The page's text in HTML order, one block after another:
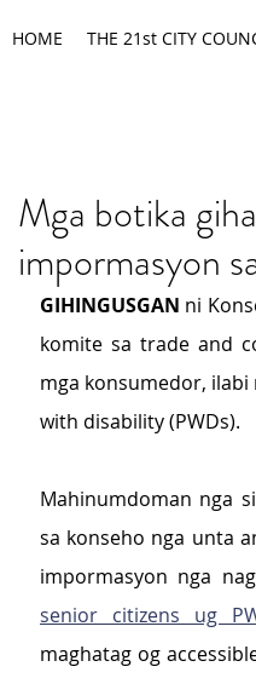
HOME THE 21st CITY
Mga botika
impormasyon
GIHINGUSGAN ni
komite sa trade and
mga konsumedor, ilabi
with disability (PWDs).
Mahinumdoman nga si
sa konseho nga unta
impormasyon nga
senior citizens ug
maghatag og